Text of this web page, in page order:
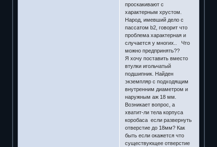
проскакивают с
характерным хрустом.
Народ, имевший дело с
пассатом b2, говорит что
проблема характерная и
случается у многих.. Что
можно предпринять??
Я хочу поставить вместо
втулки игольчатый
подшипник. Найден
экземпляр с подходящим
внутренним диаметром и
наружным аж 18 мм.
Возникает вопрос, а
хватит-ли тела корпуса
коробаса если развернуть
отверстие до 18мм? Как
быть если окажется что
существующее отверстие